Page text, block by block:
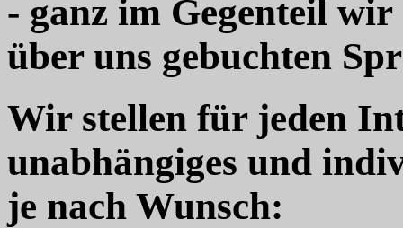
- ganz im Gegenteil
über uns gebuchten
Wir stellen für jeden
unabhängiges und
je nach Wunsch: